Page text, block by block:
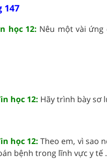
147
học 12: Nêu một vài
học 12: Hãy trình bày sơ
học 12:Theo em, vì sao
bệnh trong lĩnh vực y tế